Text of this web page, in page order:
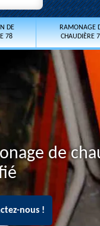
DE
78
RAMONAGE
CHAUDIÈRE
de
nous !